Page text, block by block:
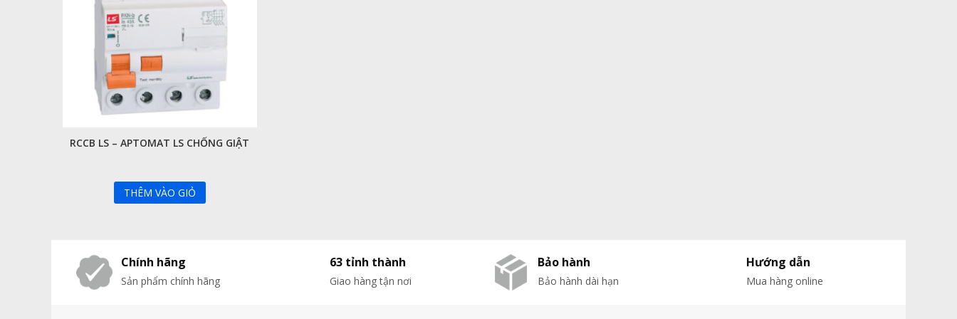
RCCB LS – APTOMAT LS CHỐNG GIẬT
THÊM VÀO GIỎ
Chính hãng
Sản phẩm chính hãng
63 tỉnh thành
Giao hàng tận nơi
Bảo hành
Bảo hành dài hạn
Hướng dẫn
Mua hàng online